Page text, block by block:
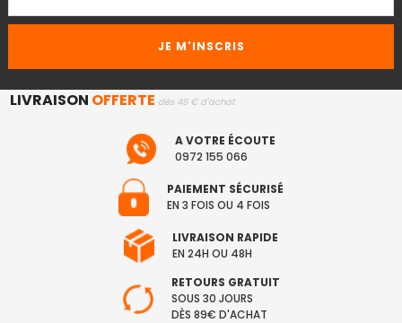
LIVRAISON OFFERTE dès 49 € d'achat
A VOTRE ÉCOUTE
0972 155 066
PAIEMENT SÉCURISÉ
EN 3 FOIS OU 4 FOIS
LIVRAISON RAPIDE
EN 24H OU 48H
RETOURS GRATUIT
SOUS 30 JOURS
DÈS 89€ D'ACHAT